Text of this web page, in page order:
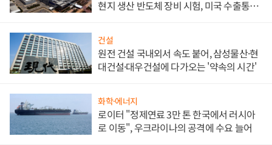
현지 생산 반도체 장비 시험, 미국 수출통제
건설
원전 건설 국내외서 속도 붙어, 삼성물산·현
대건설·대우건설에 다가오는 '약속의 시간'
화학·에너지
로이터 "정제연료 3만 톤 한국에서 러시아
로 이동", 우크라이나의 공격에 수요 늘어